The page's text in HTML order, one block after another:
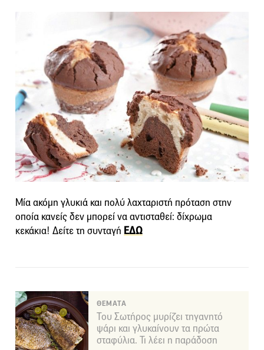
Μία ακόμη γλυκιά και πολύ λαχταριστή πρόταση στην
οποία κανείς δεν μπορεί να αντισταθεί: δίχρωμα
κεκάκια! Δείτε τη συνταγή ΕΔΩ
ΘΕΜΑΤΑ
Του Σωτήρος μυρίζει τηγανητό
ψάρι και γλυκαίνουν τα πρώτα
σταφύλια. Τι λέει η παράδοση